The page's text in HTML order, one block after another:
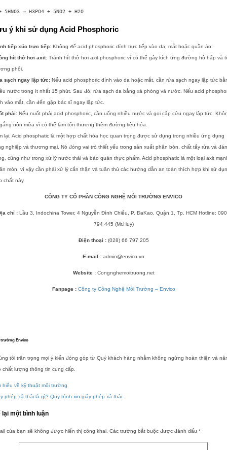
5HNO3 → H3PO4 + 5NO2 + H2O
ý khi sử dụng Acid Phosphoric
tiếp xúc trực tiếp: Không để acid phosphoric dính trực tiếp vào da, mắt hoặc quần áo.
hít thở hơi axit: Tránh hít thở hơi axit phosphoric vì có thể gây kích ứng đường hô hấp và
phổi.
sạch ngay lập tức: Nếu acid phosphoric dính vào da hoặc mắt, cần rửa sạch ngay lập tức
nước trong ít nhất 15 phút. Sau đó, rửa sạch da bằng xà phòng và nước. Nếu acid
vào mắt, cần đến gặp bác sĩ ngay lập tức.
phải: Nếu nuốt phải acid phosphoric, cần uống nhiều nước và gọi cấp cứu ngay lập tức.
nôn mửa vì có thể làm tổn thương thêm đường tiêu hóa.
lại, Acid phosphatic là một hợp chất hóa học quan trọng được sử dụng trong nhiều ứng dụng
nghiệp và thương mại. Nó đóng vai trò thiết yếu trong sản xuất phân bón, chất tẩy rửa và
cũng như trong xử lý nước thải và bảo quản thực phẩm. Acid phosphatic là một loại axit
mòn, vì vậy cần phải xử lý cẩn thận và tuân thủ các hướng dẫn an toàn thích hợp khi sử
chất này.
CÔNG TY CỔ PHẦN CÔNG NGHỆ MÔI TRƯỜNG ENVICO
chỉ :Lầu 3, Indochina Tower, 4 Nguyễn Đình Chiểu, P. ĐaKao, Quận 1, Tp. HCM Hotline:
794 445 (Mr.Huy)
Điện thoại :(028) 66 797 205
E-mail : admin@envico.vn
Website :Congnghemoitruong.net
Fanpage : Công ty Công Nghệ Môi Trường – Envico
trường Envico
tôi trân trọng mọi ý kiến đóng góp từ Quý khách hàng nhằm không ngừng hoàn thiện và
chất lượng thông tin cung cấp.
hiểu về kỹ thuật môi trường
phép xả thải là gì? Quy trình xin giấy phép xả thải
lại một bình luận
của bạn sẽ không được hiển thị công khai. Các trường bắt buộc được đánh dấu *